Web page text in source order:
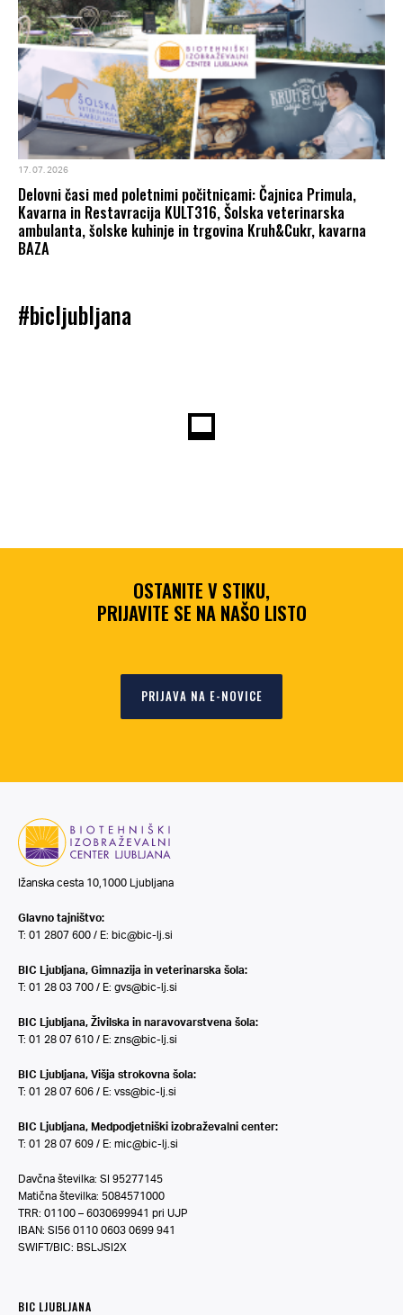
17. 07. 2026
Delovni časi med poletnimi počitnicami: Čajnica Primula,
Kavarna in Restavracija KULT316, Šolska veterinarska
ambulanta, šolske kuhinje in trgovina Kruh&Cukr, kavarna
BAZA
#bicljubljana
OSTANITE V STIKU,
PRIJAVITE SE NA NAŠO LISTO
PRIJAVA NA E-NOVICE
Ižanska cesta 10,1000 Ljubljana
Glavno tajništvo:
T: 01 2807 600 / E: bic@bic-lj.si
BIC Ljubljana, Gimnazija in veterinarska šola:
T: 01 28 03 700 / E: gvs@bic-lj.si
BIC Ljubljana, Živilska in naravovarstvena šola:
T: 01 28 07 610 / E: zns@bic-lj.si
BIC Ljubljana, Višja strokovna šola:
T: 01 28 07 606 / E: vss@bic-lj.si
BIC Ljubljana, Medpodjetniški izobraževalni center:
T: 01 28 07 609 / E: mic@bic-lj.si
Davčna številka: SI 95277145
Matična številka: 5084571000
TRR: 01100 – 6030699941 pri UJP
IBAN: SI56 0110 0603 0699 941
SWIFT/BIC: BSLJSI2X
BIC LJUBLJANA